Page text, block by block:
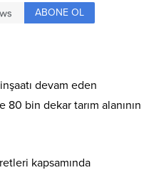
ABONE OL
devam eden
80 bin dekar tarım alanının
kapsamında